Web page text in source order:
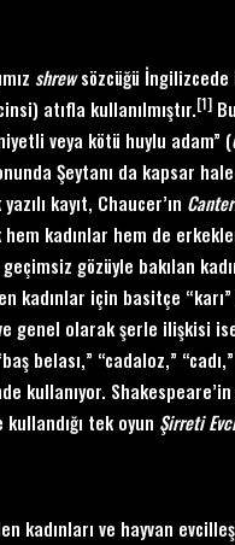
shrewsözcüğü İngilizcede
atıfla kullanılmıştır.[1]
veya kötü huylu adam” (
Şeytanı da kapsar
kayıt, Chaucer’ın
kadınlar hem de
gözüyle bakılan
kadınlar için basitçe “karı”
genel olarak şerle ilişkisi
belası,” “cadaloz,”
kullanıyor.
tek oyun Şirreti
kadınları ve hayvan